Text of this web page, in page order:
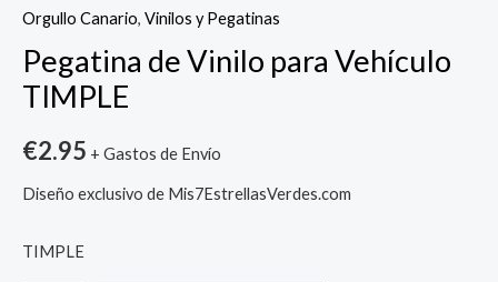
Orgullo Canario, Vinilos y Pegatinas
Pegatina de Vinilo para Vehículo
TIMPLE
€2.95 + Gastos de Envío
Diseño exclusivo de Mis7EstrellasVerdes.com
TIMPLE
para
TIMPLE
cantidad